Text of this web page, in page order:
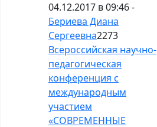
04.12.2017 в 09:46 -
Бериева Диана
Сергеевна2273
Всероссийская научно-
педагогическая
конференция с
международным
участием
«СОВРЕМЕННЫЕ